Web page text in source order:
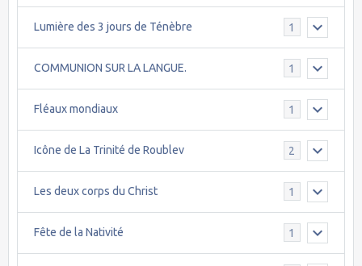
Lumière des 3 jours de Ténèbre 1
COMMUNION SUR LA LANGUE. 1
Fléaux mondiaux 1
Icône de La Trinité de Roublev 2
Les deux corps du Christ 1
Fête de la Nativité 1